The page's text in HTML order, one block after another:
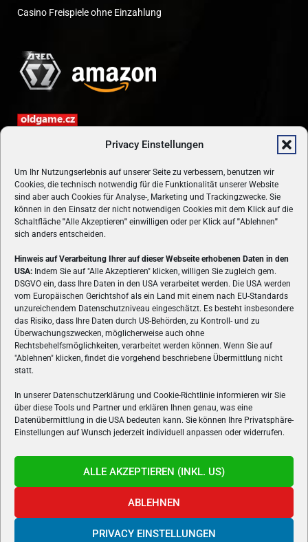
Privacy Einstellungen
Um Ihr Nutzungserlebnis auf unserer Seite zu verbessern, benutzen wir
Cookies, die technisch notwendig für die Funktionalität unserer Website
sind aber auch Cookies für Analyse-, Marketing und Trackingzwecke. Sie
können in den Einsatz der nicht notwendigen Cookies mit dem Klick auf die
Schaltfläche "Alle Akzeptieren" einwilligen oder per Klick auf"Ablehnen"
sich anders entscheiden.
Hinweis auf Verarbeitung Ihrer auf dieser Webseite erhobenen Daten in den
USA: Indem Sie auf "Alle Akzeptieren" klicken, willigen Sie zugleich gem.
DSGVO ein, dass Ihre Daten in den USA verarbeitet werden. Die USA werden
vom Europäischen Gerichtshof als ein Land mit einem nach EU-Standards
unzureichendem Datenschutzniveau eingeschätzt. Es besteht insbesondere
das Risiko, dass Ihre Daten durch US-Behörden, zu Kontroll- und zu
Überwachungszwecken, möglicherweise auch ohne
Rechtsbehelfsmöglichkeiten, verarbeitet werden können. Wenn Sie auf
"Ablehnen" klicken, findet die vorgehend beschriebene Übermittlung nicht
statt.
In unserer Datenschutzerklärung und Cookie-Richtlinie informieren wir Sie
über diese Tools und Partner und erklären Ihnen genau, was eine
Datenübermittlung in die USA bedeuten kann. Sie können Ihre Privatsphäre-
Einstellungen auf Wunsch jederzeit individuell anpassen oder widerrufen.
ALLE AKZEPTIEREN (INKL. US)
ABLEHNEN
PRIVACY EINSTELLUNGEN
Casino Freispiele ohne Einzahlung
ÜBER UNS
VON GAMERN, FÜR GAMER! Gamers.at ist das älteste Online-
Spielemagazin Österreichs und bringt täglich aktuelle News,
Reviews und Videos zu PC- und Konsolenspielen, Gaming-
Hardware und aus der Welt des e-Sport's.
FOLGE UNS